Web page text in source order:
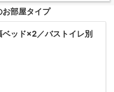
部屋タイプ
ベッド×2／バストイレ別